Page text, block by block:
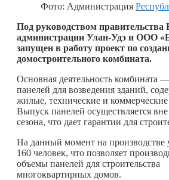
Фото: Администрация
Под руководством правительства
администрации Улан-Удэ и ООО
запущен в работу проект по
домостроительного комбината.
Основная деятельность комбината
панелей для возведения зданий,
жилые, технические и
Выпуск панелей осуществляется
сезона, что дает гарантии для
На данный момент на производстве
160 человек, что позволяет
объемы панелей для строительства
многоквартирных домов.